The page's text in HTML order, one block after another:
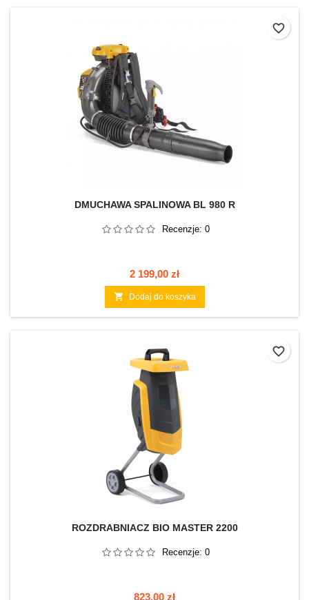
DMUCHAWA SPALINOWA BL 980 R
Recenzje: 0
Cena
2 199,00 zł
 Dodaj do koszyka
favorite_border
ROZDRABNIACZ BIO MASTER 2200
Recenzje: 0
Cena
823,00 zł
favorite_border